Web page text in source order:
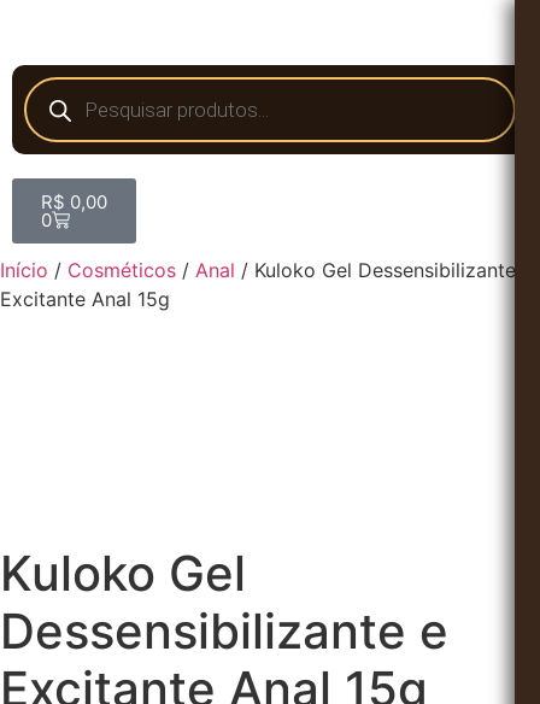
R$ 0,00
0
Início / Cosméticos / Anal / Kuloko Gel Dessensibilizante e
Excitante Anal 15g
Kuloko Gel
Dessensibilizante e
Excitante Anal 15g